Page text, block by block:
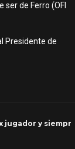
ser de Ferro (OFI
Presidente de
jugador y siempr